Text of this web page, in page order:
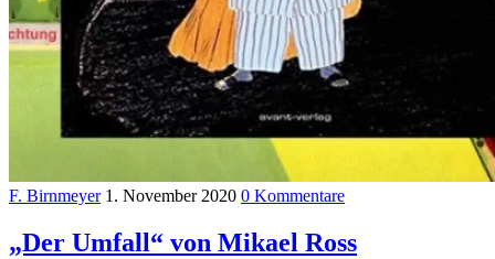
F. Birnmeyer 1. November 2020 0 Kommentare
„Der Umfall“ von Mikael Ross